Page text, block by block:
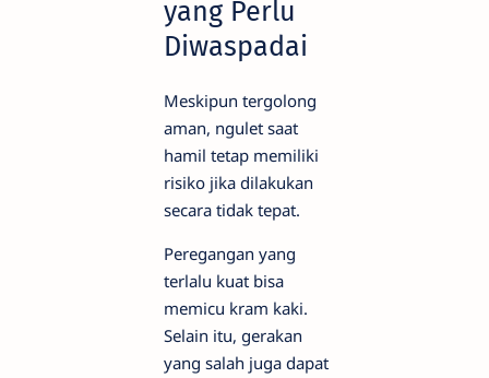
yang Perlu
Diwaspadai
Meskipun tergolong
aman, ngulet saat
hamil tetap memiliki
risiko jika dilakukan
secara tidak tepat.
Peregangan yang
terlalu kuat bisa
memicu kram kaki.
Selain itu, gerakan
yang salah juga dapat